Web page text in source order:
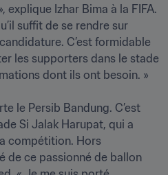
explique Izhar Bima à la FIFA.
suffit de se rendre sur
C’est formidable
les supporters dans le stade
dont ils ont besoin. »
le Persib Bandung. C’est
Si Jalak Harupat, qui a
compétition. Hors
de ce passionné de ballon